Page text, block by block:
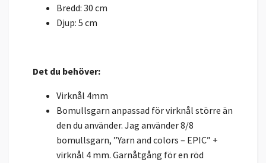
Bredd: 30 cm
Djup: 5 cm
Det du behöver:
Virknål 4mm
Bomullsgarn anpassad för virknål större än
den du använder. Jag använder 8/8
bomullsgarn, ”Yarn and colors – EPIC” +
virknål 4 mm. Garnåtgång för en röd